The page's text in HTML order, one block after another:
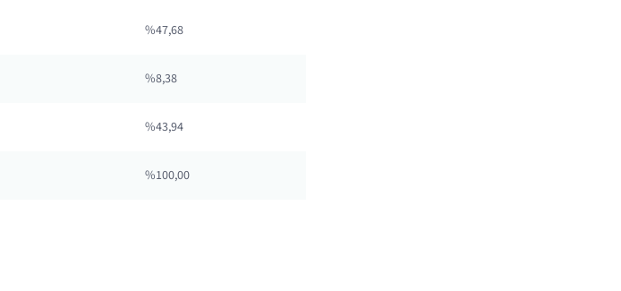
%47,68
%8,38
%43,94
%100,00